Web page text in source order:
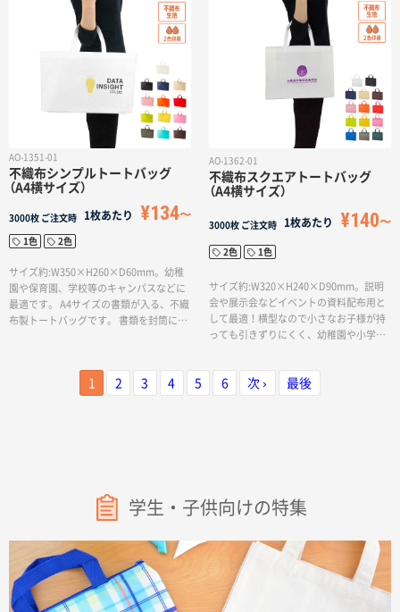
ゴを入れるお客様が多いです。
AO-1351-01
不織布シンプルトートバッグ
（A4横サイズ）
3000枚 ご注文時 1枚あたり ¥134
1色 2色
サイズ約:W350×H260×D60mm。幼稚
園や保育園、学校等のキャンパスなどに
最適です。 A4サイズの書類が入る、不織
布製トートバッグです。 書類を封筒に入
で学校名やロゴ等を入れられるお客様が
AO-1362-01
不織布スクエアトートバッグ
（A4横サイズ）
3000枚 ご注文時 1枚あたり ¥140
2色 1色
サイズ約:W320×H240×D90mm。説明
会や展示会などイベントの資料配布用と
して最適！横型なので小さなお子様が持
っても引きずりにくく、幼稚園や小学校
1 2 3 4 5 6 次 › 最後
学生・子供向けの特集